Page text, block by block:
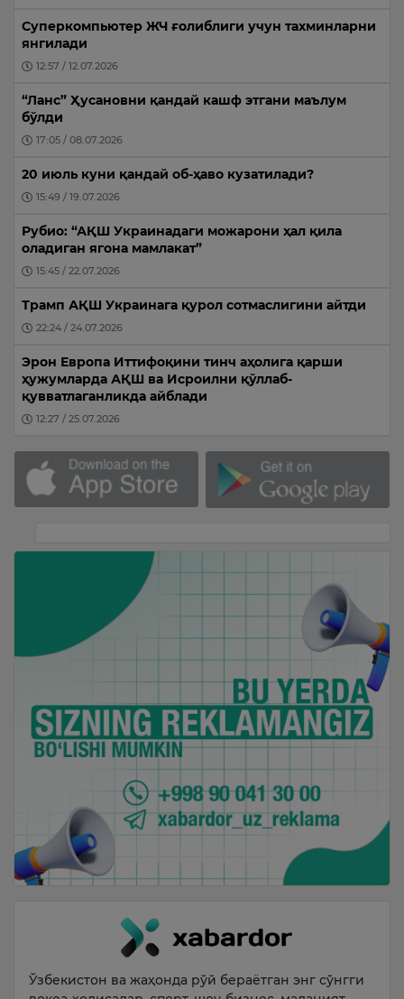
Суперкомпьютер ЖЧ ғолиблиги учун тахминларни
янгилади
12:57 / 12.07.2026
“Ланс” Ҳусановни қандай кашф этгани маълум
бўлди
17:05 / 08.07.2026
20 июль куни қандай об-ҳаво кузатилади?
15:49 / 19.07.2026
Рубио: “АҚШ Украинадаги можарони ҳал қила
оладиган ягона мамлакат”
15:45 / 22.07.2026
Трамп АҚШ Украинага қурол сотмаслигини айтди
22:24 / 24.07.2026
Эрон Европа Иттифоқини тинч аҳолига қарши
ҳужумларда АҚШ ва Исроилни қўллаб-
қувватлаганликда айблади
12:27 / 25.07.2026
Ўзбекистон ва жаҳонда рўй бераётган энг сўнгги